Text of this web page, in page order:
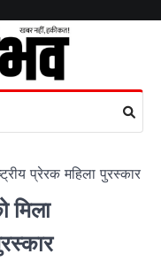
प्रेरक महिला पुरस्कार